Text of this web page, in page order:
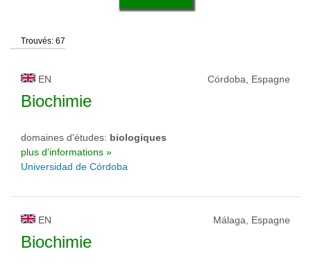
statut d'université
Trouvés: 67
EN Córdoba, Espagne
Biochimie
domaines d'études: biologiques
plus d'informations »
Universidad de Córdoba
EN Málaga, Espagne
Biochimie